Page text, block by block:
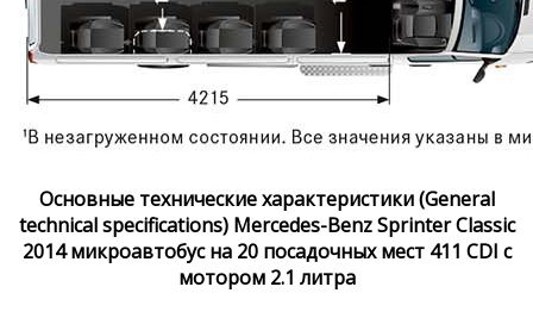
Основные технические характеристики (General
technical specifications) Mercedes-Benz Sprinter Classic
2014 микроавтобус на 20 посадочных мест 411 CDI с
мотором 2.1 литра